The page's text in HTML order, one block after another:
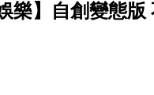
樂】自創變態